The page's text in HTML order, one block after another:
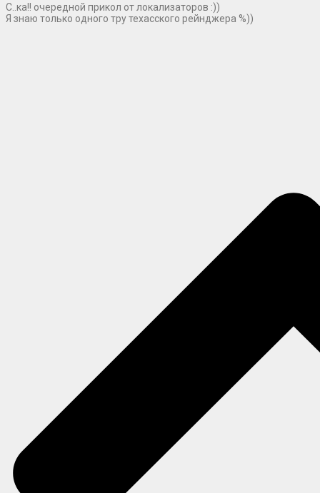
С..ка!! очередной прикол от локализаторов :))
Я знаю только одного тру техасского рейнджера %))